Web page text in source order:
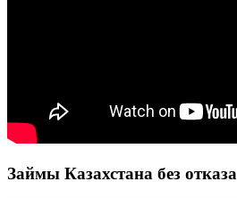
Займы Казахстана без отказа